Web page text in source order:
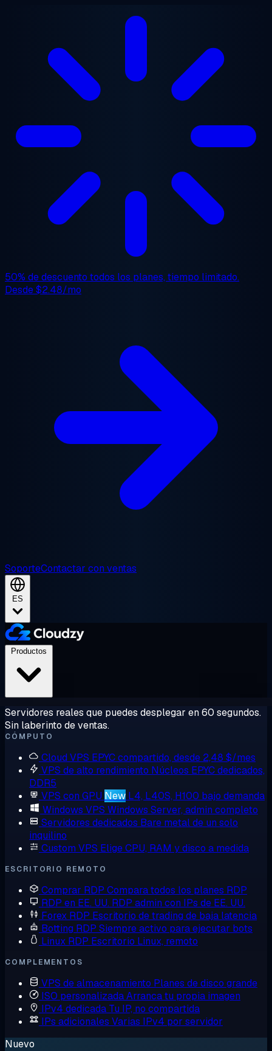
50% de descuento todos los planes, tiempo limitado.
Desde$2.48/mo
SoporteContactar con ventas
ES
Servidores reales que puedes desplegar en 60 segundos.
Sin laberinto de ventas.
CÓMPUTO
Cloud VPS EPYC compartido, desde 2,48 $/mes
VPS de alto rendimiento Núcleos EPYC dedicados,
DDR5
VPS con GPU New L4, L40S, H100 bajo demanda
Windows VPS Windows Server, admin completo
Servidores dedicados Bare metal de un solo
inquilino
Custom VPS Elige CPU, RAM y disco a medida
ESCRITORIO REMOTO
Comprar RDP Compara todos los planes RDP
RDP en EE. UU. RDP admin con IPs de EE. UU.
Forex RDP Escritorio de trading de baja latencia
Botting RDP Siempre activo para ejecutar bots
Linux RDP Escritorio Linux, remoto
COMPLEMENTOS
VPS de almacenamiento Planes de disco grande
ISO personalizadaArranca tu propia imagen
IPv4 dedicada Tu IP, no compartida
IPs adicionales Varias IPv4 por servidor
Nuevo